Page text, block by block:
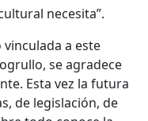
necesita”.
a este
se agradece
Esta vez la futura
de legislación, de